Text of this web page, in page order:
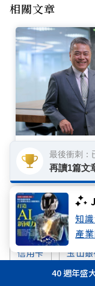
知
產
相關文章
迎戰金控 2.0！
原生銀行，玉
信用卡 玉山
你可能感興趣
40 週年盛
最後衝刺：
再讀1篇文